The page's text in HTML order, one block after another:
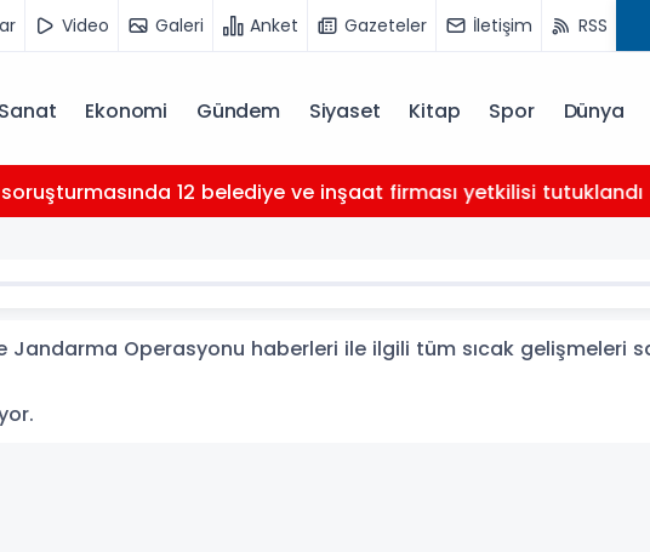
Video Galeri Anket Gazeteler İletişim RSS
Ekonomi Gündem Siyaset Kitap Spor Dünya
12 belediye ve inşaat firması yetkilisi tutuklandı
Operasyonu haberleri ile ilgili tüm sıcak gelişmeleri